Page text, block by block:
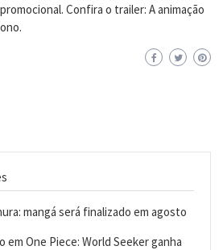
Confira o trailer: A animação
mangá será finalizado em agosto
em One Piece: World Seeker ganha